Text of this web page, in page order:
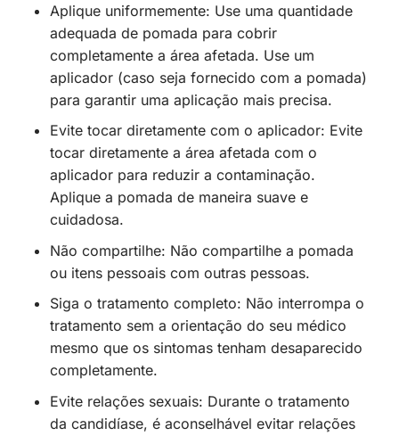
Aplique uniformemente: Use uma quantidade
adequada de pomada para cobrir
completamente a área afetada. Use um
aplicador (caso seja fornecido com a pomada)
para garantir uma aplicação mais precisa.
Evite tocar diretamente com o aplicador: Evite
tocar diretamente a área afetada com o
aplicador para reduzir a contaminação.
Aplique a pomada de maneira suave e
cuidadosa.
Não compartilhe: Não compartilhe a pomada
ou itens pessoais com outras pessoas.
Siga o tratamento completo: Não interrompa o
tratamento sem a orientação do seu médico
mesmo que os sintomas tenham desaparecido
completamente.
Evite relações sexuais: Durante o tratamento
da candidíase, é aconselhável evitar relações